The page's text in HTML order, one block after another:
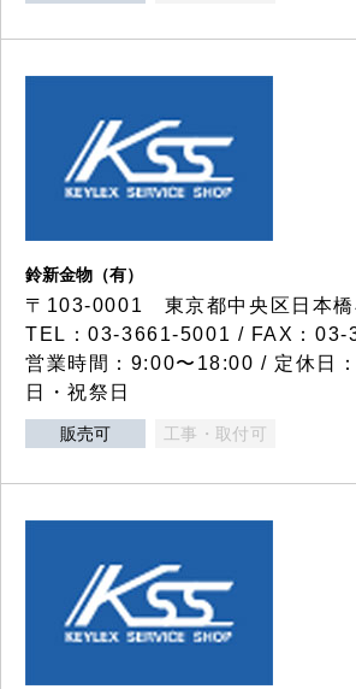
鈴新金物（有）
〒103-0001 東京都中央区日本橋
TEL：03-3661-5001 / FAX：03-
営業時間：9:00〜18:00 / 定休日
日・祝祭日
販売可 工事・取付可